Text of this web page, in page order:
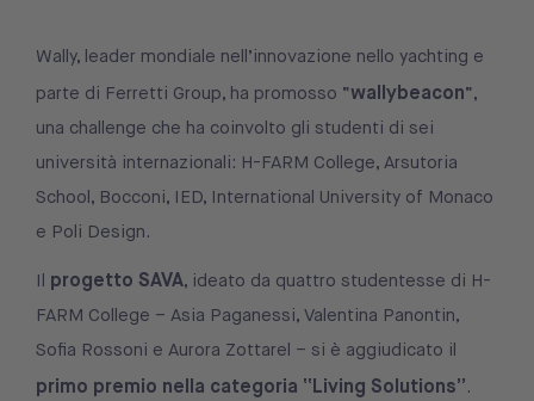
Wally, leader mondiale nell’innovazione nello yachting e
parte di Ferretti Group, ha promosso “wallybeacon”,
una challenge che ha coinvolto gli studenti di sei
università internazionali: H-FARM College, Arsutoria
School, Bocconi, IED, International University of Monaco
e Poli Design.
Il progetto SAVA, ideato da quattro studentesse di H-
FARM College – Asia Paganessi, Valentina Panontin,
Sofia Rossoni e Aurora Zottarel – si è aggiudicato il
primo premio nella categoria “Living Solutions”.